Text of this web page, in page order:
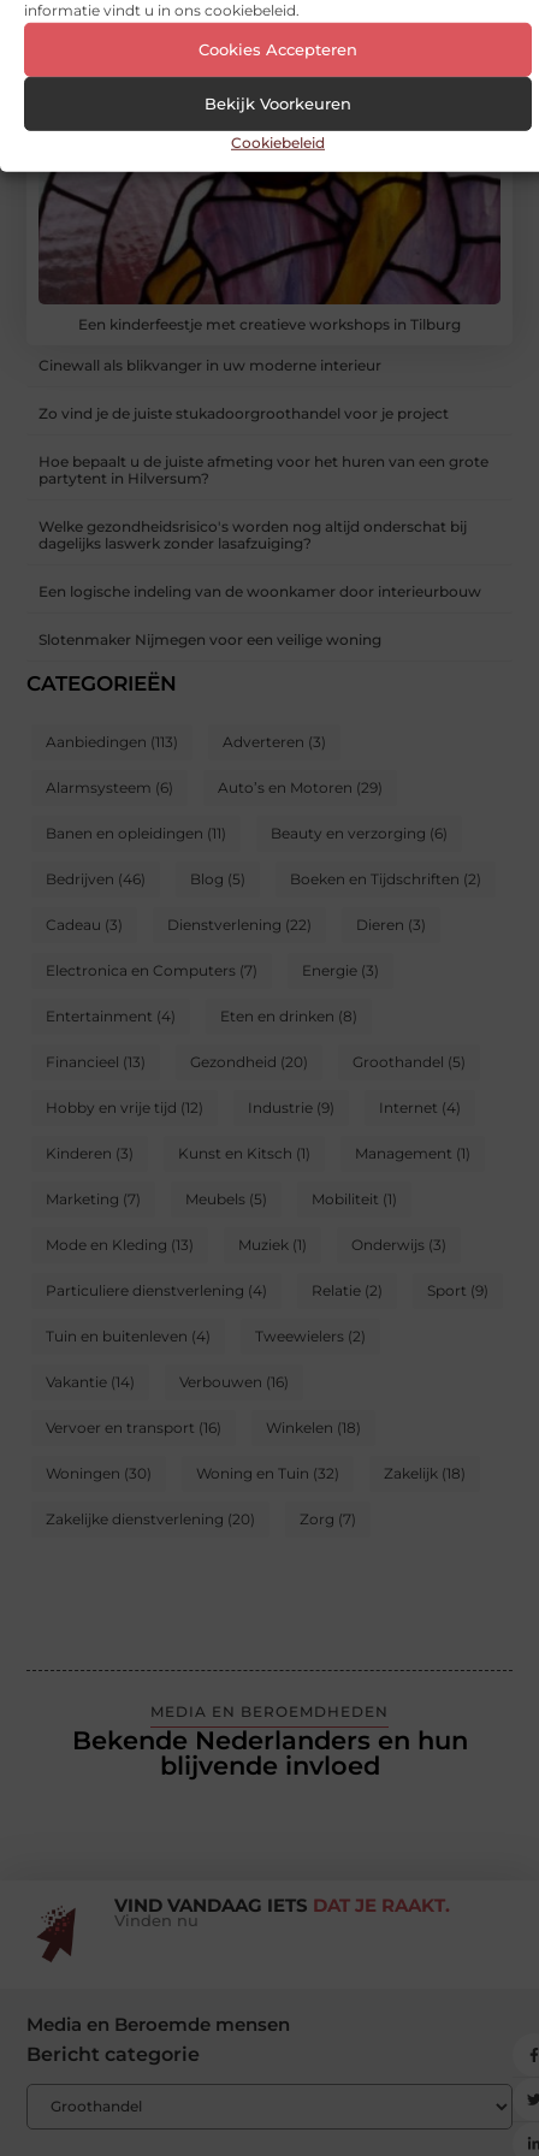
informatie vindt u in ons cookiebeleid.
Cookies Accepteren
Bekijk Voorkeuren
Cookiebeleid
RECENTE BERICHTEN
Een kinderfeestje met creatieve workshops in Tilburg
Cinewall als blikvanger in uw moderne interieur
Zo vind je de juiste stukadoorgroothandel voor je project
Hoe bepaalt u de juiste afmeting voor het huren van een grote
partytent in Hilversum?
Welke gezondheidsrisico's worden nog altijd onderschat bij
dagelijks laswerk zonder lasafzuiging?
Een logische indeling van de woonkamer door interieurbouw
Slotenmaker Nijmegen voor een veilige woning
CATEGORIEËN
Aanbiedingen (113) Adverteren (3)
Alarmsysteem (6) Auto’s en Motoren (29)
Banen en opleidingen (11) Beauty en verzorging (6)
Bedrijven (46) Blog (5) Boeken en Tijdschriften (2)
Cadeau (3) Dienstverlening (22) Dieren (3)
Electronica en Computers (7) Energie (3)
Entertainment (4) Eten en drinken (8)
Financieel (13) Gezondheid (20) Groothandel (5)
Hobby en vrije tijd (12) Industrie (9) Internet (4)
Kinderen (3) Kunst en Kitsch (1) Management (1)
Marketing (7) Meubels (5) Mobiliteit (1)
Mode en Kleding (13) Muziek (1) Onderwijs (3)
Particuliere dienstverlening (4) Relatie (2) Sport (9)
Tuin en buitenleven (4) Tweewielers (2)
Vakantie (14) Verbouwen (16)
Vervoer en transport (16) Winkelen (18)
Woningen (30) Woning en Tuin (32) Zakelijk (18)
Zakelijke dienstverlening (20) Zorg (7)
MEDIA EN BEROEMDHEDEN
Bekende Nederlanders en hun
blijvende invloed
VIND VANDAAG IETS DAT JE RAAKT.
Vinden nu
Media en Beroemde mensen
Bericht categorie